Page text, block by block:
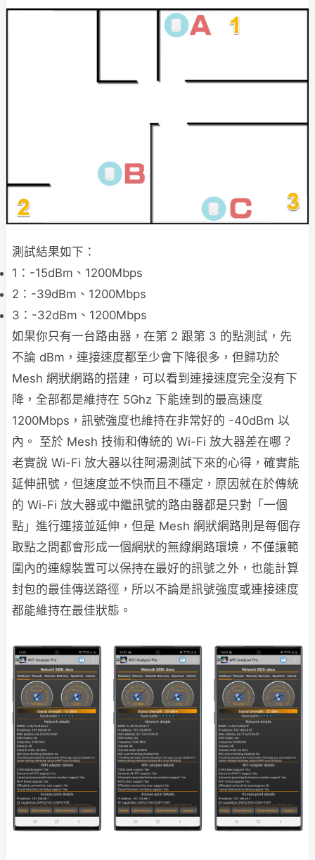
測試結果如下：
1：-15dBm、1200Mbps
2：-39dBm、1200Mbps
3：-32dBm、1200Mbps
如果你只有一台路由器，在第 2 跟第 3 的點測試，先
不論 dBm，連接速度都至少會下降很多，但歸功於
Mesh 網狀網路的搭建，可以看到連接速度完全沒有下
降，全部都是維持在 5Ghz 下能達到的最高速度
1200Mbps，訊號強度也維持在非常好的 -40dBm 以
內。 至於 Mesh 技術和傳統的 Wi-Fi 放大器差在哪？
老實說 Wi-Fi 放大器以往阿湯測試下來的心得，確實能
延伸訊號，但速度並不快而且不穩定，原因就在於傳統
的 Wi-Fi 放大器或中繼訊號的路由器都是只對「一個
點」進行連接並延伸，但是 Mesh 網狀網路則是每個存
取點之間都會形成一個網狀的無線網路環境，不僅讓範
圍內的連線裝置可以保持在最好的訊號之外，也能計算
封包的最佳傳送路徑，所以不論是訊號強度或連接速度
都能維持在最佳狀態。